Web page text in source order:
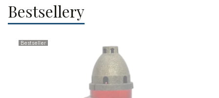
Bestsellery
Bestseller